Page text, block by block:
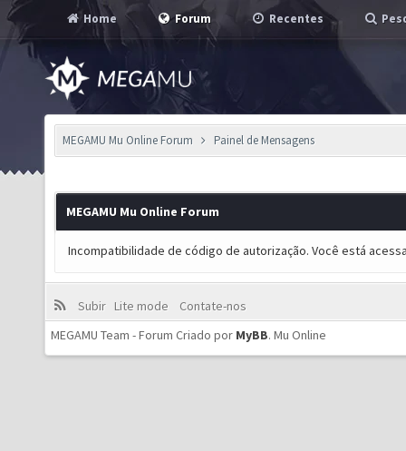
Home Forum Recentes
MEGAMU Mu Online Forum Painel de Mensagens
MEGAMU Mu Online Forum
Incompatibilidade de código de autorização. Você está
Subir Lite mode
Contate-nos
MEGAMU Team - Forum Criado por MyBB. Mu Online